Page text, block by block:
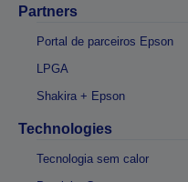
Partners
Portal de parceiros Epson
LPGA
Shakira + Epson
Technologies
Tecnologia sem calor